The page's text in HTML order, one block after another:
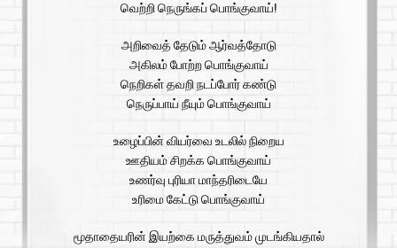
வெற்றி நெருங்கப் பொங்குவாய்!
அறிவைத் தேடும் ஆர்வத்தோடு
அகிலம் போற்ற பொங்குவாய்
நெறிகள் தவறி நடப்போர் கண்டு
நெருப்பாய் நீயும் பொங்குவாய்
உழைப்பின் வியர்வை உடலில் நிறைய
ஊதியம் சிறக்க பொங்குவாய்
உணர்வு புரியா மாந்தரிடையே
உரிமை கேட்டு பொங்குவாய்
மூதாதையரின் இயற்கை மருத்துவம் முடங்கியதால்